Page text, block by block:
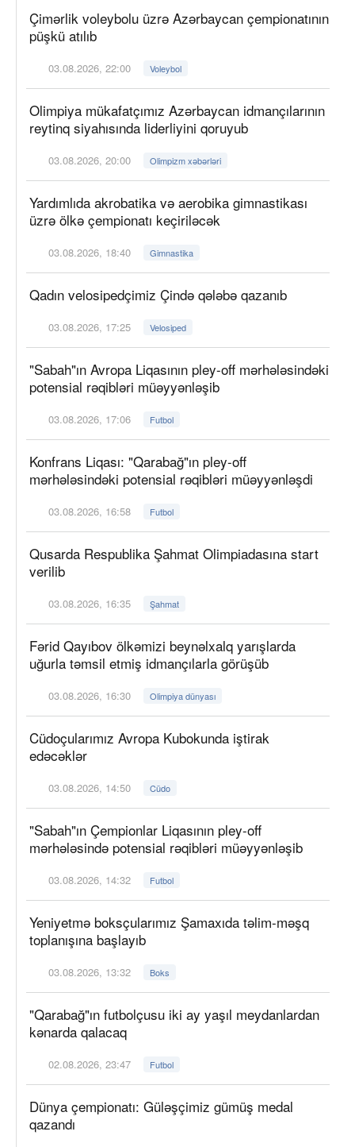
Çimərlik voleybolu üzrə Azərbaycan çempionatının
püşkü atılıb
03.08.2026, 22:00 Voleybol
Olimpiya mükafatçımız Azərbaycan idmançılarının
reytinq siyahısında liderliyini qoruyub
03.08.2026, 20:00 Olimpizm xəbərləri
Yardımlıda akrobatika və aerobika gimnastikası
üzrə ölkə çempionatı keçiriləcək
03.08.2026, 18:40 Gimnastika
Qadın velosipedçimiz Çində qələbə qazanıb
03.08.2026, 17:25 Velosiped
"Sabah"ın Avropa Liqasının pley-off mərhələsindəki
potensial rəqibləri müəyyənləşib
03.08.2026, 17:06 Futbol
Konfrans Liqası: "Qarabağ"ın pley-off
mərhələsindəki potensial rəqibləri müəyyənləşdi
03.08.2026, 16:58 Futbol
Qusarda Respublika Şahmat Olimpiadasına start
verilib
03.08.2026, 16:35 Şahmat
Fərid Qayıbov ölkəmizi beynəlxalq yarışlarda
uğurla təmsil etmiş idmançılarla görüşüb
03.08.2026, 16:30 Olimpiya dünyası
Cüdoçularımız Avropa Kubokunda iştirak
edəcəklər
03.08.2026, 14:50 Cüdo
"Sabah"ın Çempionlar Liqasının pley-off
mərhələsində potensial rəqibləri müəyyənləşib
03.08.2026, 14:32 Futbol
Yeniyetmə boksçularımız Şamaxıda təlim-məşq
toplanışına başlayıb
03.08.2026, 13:32 Boks
"Qarabağ"ın futbolçusu iki ay yaşıl meydanlardan
kənarda qalacaq
02.08.2026, 23:47 Futbol
Dünya çempionatı: Güləşçimiz gümüş medal
qazandı